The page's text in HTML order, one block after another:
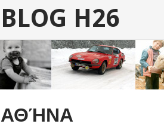
BLOG H26
ΑΘΉΝΑ